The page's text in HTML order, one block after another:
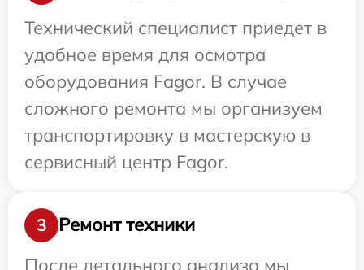
Технический специалист приедет в
удобное время для осмотра
оборудования Fagor. В случае
сложного ремонта мы организуем
транспортировку в мастерскую в
сервисный центр Fagor.
3
Ремонт техники
После детального анализа мы